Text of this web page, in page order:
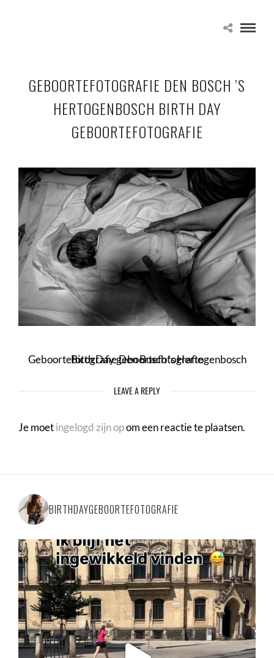
GEBOORTEFOTOGRAFIE DEN BOSCH ’S
HERTOGENBOSCH BIRTH DAY
GEBOORTEFOTOGRAFIE
Geboortefotografie Den Bosch 's Hertogenbosch Birth Day geboortefotografie
LEAVE A REPLY
Je moetingelogd zijn opom een reactie te plaatsen.
BIRTHDAYGEBOORTEFOTOGRAFIE